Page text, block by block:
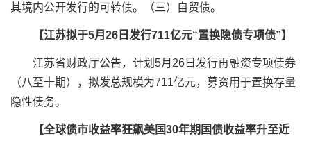
其境内公开发行的可转债。（三）自贸债。
【江苏拟于5月26日发行711亿元“置换隐债专项债”】
江苏省财政厅公告，计划5月26日发行再融资专项债券
（八至十期），拟发总规模为711亿元，募资用于置换存量
隐性债务。
【全球债市收益率狂飙美国30年期国债收益率升至近